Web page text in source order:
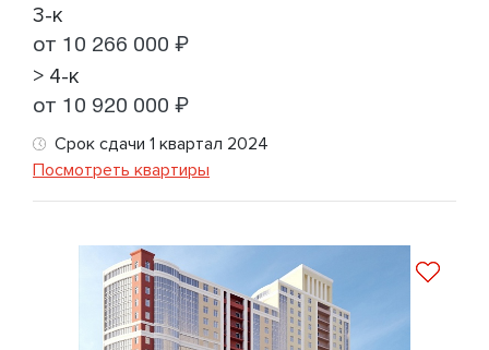
3-к
от 10 266 000 ₽
> 4-к
от 10 920 000 ₽
Срок сдачи 1 квартал 2024
Посмотреть квартиры